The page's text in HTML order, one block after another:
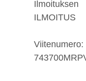
ILMOITUS
Viitenumero: